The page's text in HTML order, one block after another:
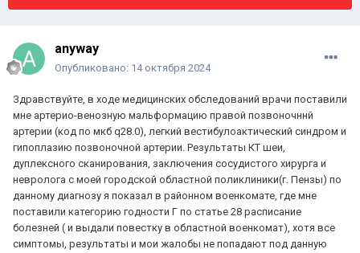
anyway
Опубликовано: 14 октября 2024
Здравствуйте, в ходе медицинских обследований врачи поставили
мне артерио-венозную мальформацию правой позвоночннй
артерии (код по мкб q28.0), легкий вестибулоактический синдром и
гипоплазию позвоночной артерии. Результаты КТ шеи,
дуплексного сканирования, заключения сосудистого хирурга и
невролога с моей городской областной поликлиники(г. Пензы) по
данному диагнозу я показал в районном военкомате, где мне
поставили категорию годности Г по статье 28 расписание
болезней ( и выдали повестку в областной военкомат), хотя все
симптомы, результаты и мои жалобы не попадают под данную